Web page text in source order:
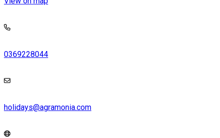
0369228044
holidays@agramonia.com